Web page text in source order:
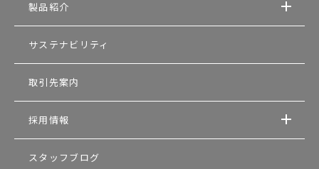
製品紹介
サステナビリティ
取引先案内
採用情報
スタッフブログ